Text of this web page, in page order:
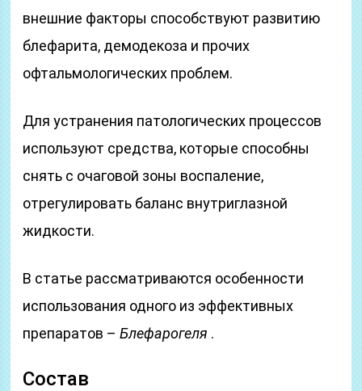
внешние факторы способствуют развитию
блефарита, демодекоза и прочих
офтальмологических проблем.
Для устранения патологических процессов
используют средства, которые способны
снять с очаговой зоны воспаление,
отрегулировать баланс внутриглазной
жидкости.
В статье рассматриваются особенности
использования одного из эффективных
препаратов –Блефарогеля .
Состав